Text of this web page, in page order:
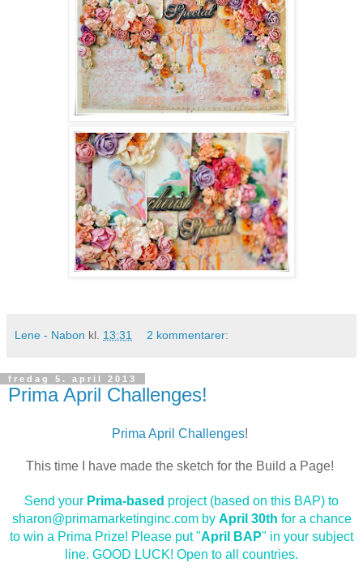
Lene - Nabon kl. 13:31 2 kommentarer:
fredag 5. april 2013
Prima April Challenges!
Prima April Challenges!
This time I have made the sketch for the Build a Page!
Send your Prima-based project (based on this BAP) to
sharon@primamarketinginc.com by April 30th for a chance
to win a Prima Prize! Please put "April BAP" in your subject
line. GOOD LUCK! Open to all countries.